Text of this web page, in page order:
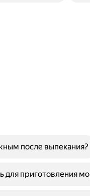
после выпекания?
приготовления